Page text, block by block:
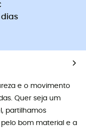
dias
e o movimento
Quer seja um
partilhamos
pelo bom material e a